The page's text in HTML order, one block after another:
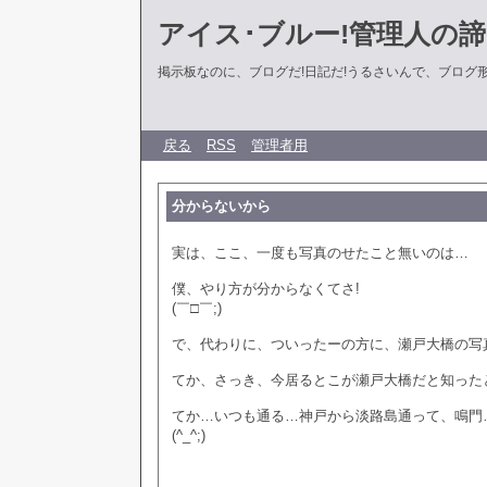
アイス･ブルー!管理人の
掲示板なのに、ブログだ!日記だ!うるさいんで、ブログ
戻る RSS 管理者用
分からないから
実は、ここ、一度も写真のせたこと無いのは…
僕、やり方が分からなくてさ!
(￣□￣;)
で、代わりに、ついったーの方に、瀬戸大橋の
てか、さっき、今居るとこが瀬戸大橋だと知った
てか…いつも通る…神戸から淡路島通って、鳴
(^_^;)